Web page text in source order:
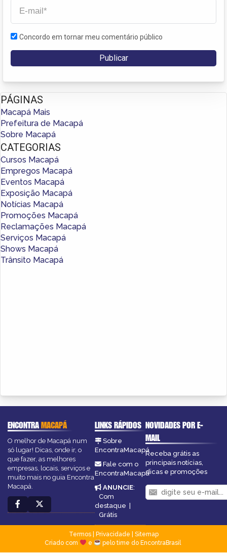
Concordo em tornar meu comentário público
PÁGINAS
Macapá Mais
Prefeitura de Macapá
Sobre Macapá
CATEGORIAS
Cursos Macapá
Empregos Macapá
Eventos Macapá
Exposição Macapá
Notícias Macapá
Promoções Macapá
Reclamações Macapá
Serviços Macapá
Shows Macapá
Trânsito Macapá
ENCONTRAMACAPÁ
O melhor de Macapá num
só lugar! Dicas, onde ir, o
que fazer, as melhores
empresas, locais, serviços e
muito mais no guia Encontra
Macapá.
LINKS RÁPIDOS
Sobre
EncontraMacapá
Fale com o
EncontraMacapá
ANUNCIE:
Com
destaque
Grátis
NOVIDADES POR E-
MAIL
Receba grátis as
principais notícias,
dicas e promoções
Termos| Privacidade
Sitemap
Criado com
e pelo time do EncontraBrasil